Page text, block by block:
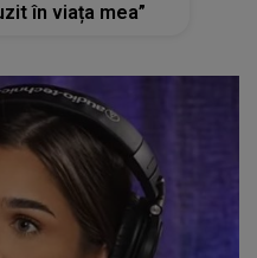
în viața mea”